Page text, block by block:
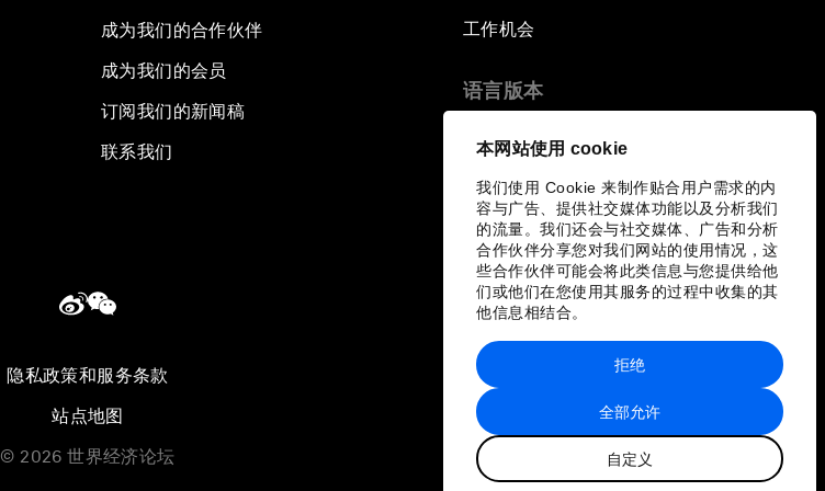
本网站使用 cookie
我们使用 Cookie 来制作贴合用户需求的内
容与广告、提供社交媒体功能以及分析我们
的流量。我们还会与社交媒体、广告和分析
合作伙伴分享您对我们网站的使用情况，这
些合作伙伴可能会将此类信息与您提供给他
们或他们在您使用其服务的过程中收集的其
他信息相结合。
全部允许
自定义
拒绝
成为我们的合作伙伴
成为我们的会员
订阅我们的新闻稿
联系我们
工作机会
语言版本
隐私政策和服务条款
站点地图
© 2026 世界经济论坛